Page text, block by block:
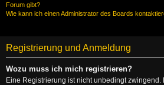
Forum gibt?
Wie kann ich einen Administrator des Boards
Registrierung und Anmeldung
Wozu muss ich mich registrieren?
Eine Registrierung ist nicht unbedingt